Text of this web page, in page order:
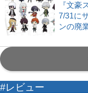
『文豪
7/31に
ンの廃
#レビュー